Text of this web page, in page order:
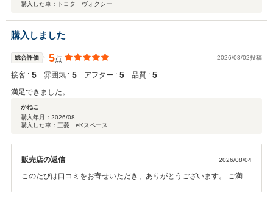
購入した車：トヨタ ヴォクシー
購入しました
総合評価 5点 2026/08/02投稿
接客 : 5 雰囲気 : 5 アフター : 5 品質 : 5
満足できました。
かねこ
購入年月： 2026/08
購入した車：三菱 eKスペース
販売店の返信 2026/08/04
このたびは口コミをお寄せいただき、ありがとうございます。 ご満足
心してご利用いただき、喜んでいただけることが私たちの何よりの励